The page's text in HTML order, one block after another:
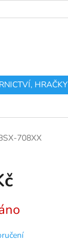
HRAČKY
708XX